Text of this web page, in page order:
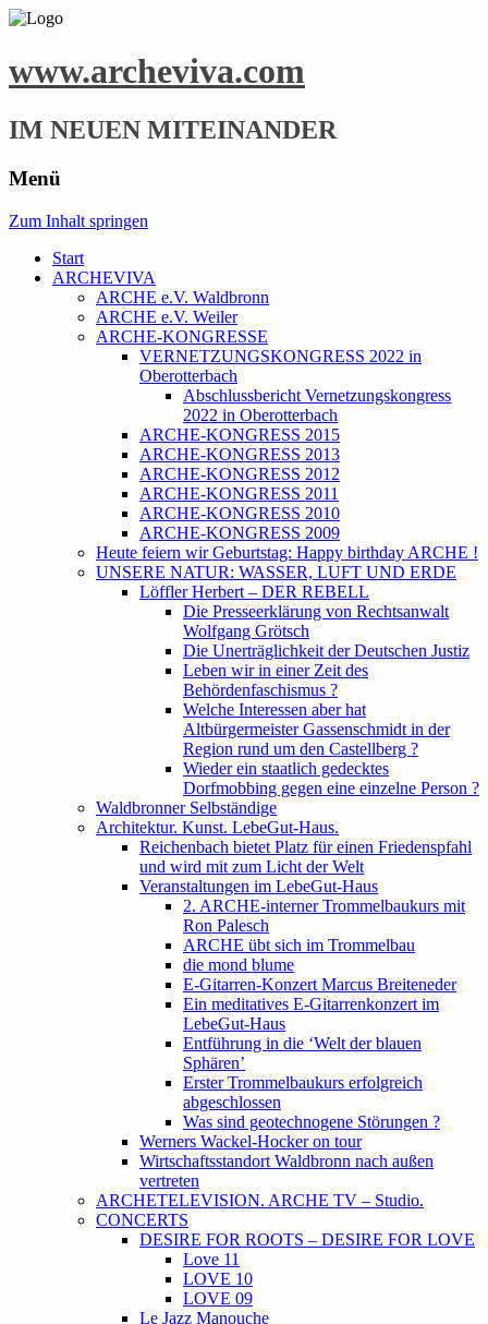
www.archeviva.com
IM NEUEN MITEINANDER
Menü
Zum Inhalt springen
Start
ARCHEVIVA
ARCHE e.V. Waldbronn
ARCHE e.V. Weiler
ARCHE-KONGRESSE
VERNETZUNGSKONGRESS 2022 in
Oberotterbach
Abschlussbericht Vernetzungskongress
2022 in Oberotterbach
ARCHE-KONGRESS 2015
ARCHE-KONGRESS 2013
ARCHE-KONGRESS 2012
ARCHE-KONGRESS 2011
ARCHE-KONGRESS 2010
ARCHE-KONGRESS 2009
Heute feiern wir Geburtstag: Happy birthday ARCHE !
UNSERE NATUR: WASSER, LUFT UND ERDE
Löffler Herbert – DER REBELL
Die Presseerklärung von Rechtsanwalt
Wolfgang Grötsch
Die Unerträglichkeit der Deutschen Justiz
Leben wir in einer Zeit des
Behördenfaschismus ?
Welche Interessen aber hat
Altbürgermeister Gassenschmidt in der
Region rund um den Castellberg ?
Wieder ein staatlich gedecktes
Dorfmobbing gegen eine einzelne Person ?
Waldbronner Selbständige
Architektur. Kunst. LebeGut-Haus.
Reichenbach bietet Platz für einen Friedenspfahl
und wird mit zum Licht der Welt
Veranstaltungen im LebeGut-Haus
2. ARCHE-interner Trommelbaukurs mit
Ron Palesch
ARCHE übt sich im Trommelbau
die mond blume
E-Gitarren-Konzert Marcus Breiteneder
Ein meditatives E-Gitarrenkonzert im
LebeGut-Haus
Entführung in die ‘Welt der blauen
Sphären’
Erster Trommelbaukurs erfolgreich
abgeschlossen
Was sind geotechnogene Störungen ?
Werners Wackel-Hocker on tour
Wirtschaftsstandort Waldbronn nach außen
vertreten
ARCHETELEVISION. ARCHE TV – Studio.
CONCERTS
DESIRE FOR ROOTS – DESIRE FOR LOVE
Love 11
LOVE 10
LOVE 09
Le Jazz Manouche